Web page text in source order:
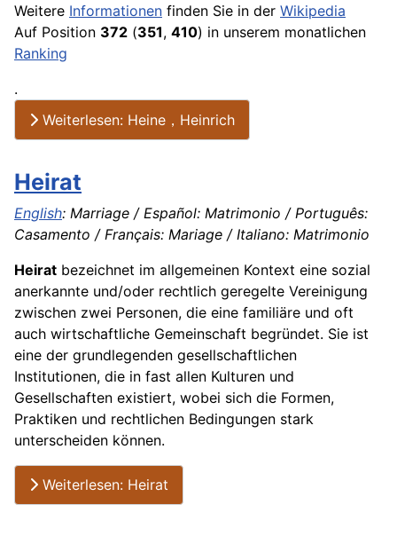
Weitere Informationen finden Sie in der Wikipedia
Auf Position 372 (351, 410) in unserem monatlichen
Ranking
.
Weiterlesen: Heine，Heinrich
Heirat
English: Marriage / Español: Matrimonio / Português:
Casamento / Français: Mariage / Italiano: Matrimonio
Heirat bezeichnet im allgemeinen Kontext eine sozial
anerkannte und/oder rechtlich geregelte Vereinigung
zwischen zwei Personen, die eine familiäre und oft
auch wirtschaftliche Gemeinschaft begründet. Sie ist
eine der grundlegenden gesellschaftlichen
Institutionen, die in fast allen Kulturen und
Gesellschaften existiert, wobei sich die Formen,
Praktiken und rechtlichen Bedingungen stark
unterscheiden können.
Weiterlesen: Heirat